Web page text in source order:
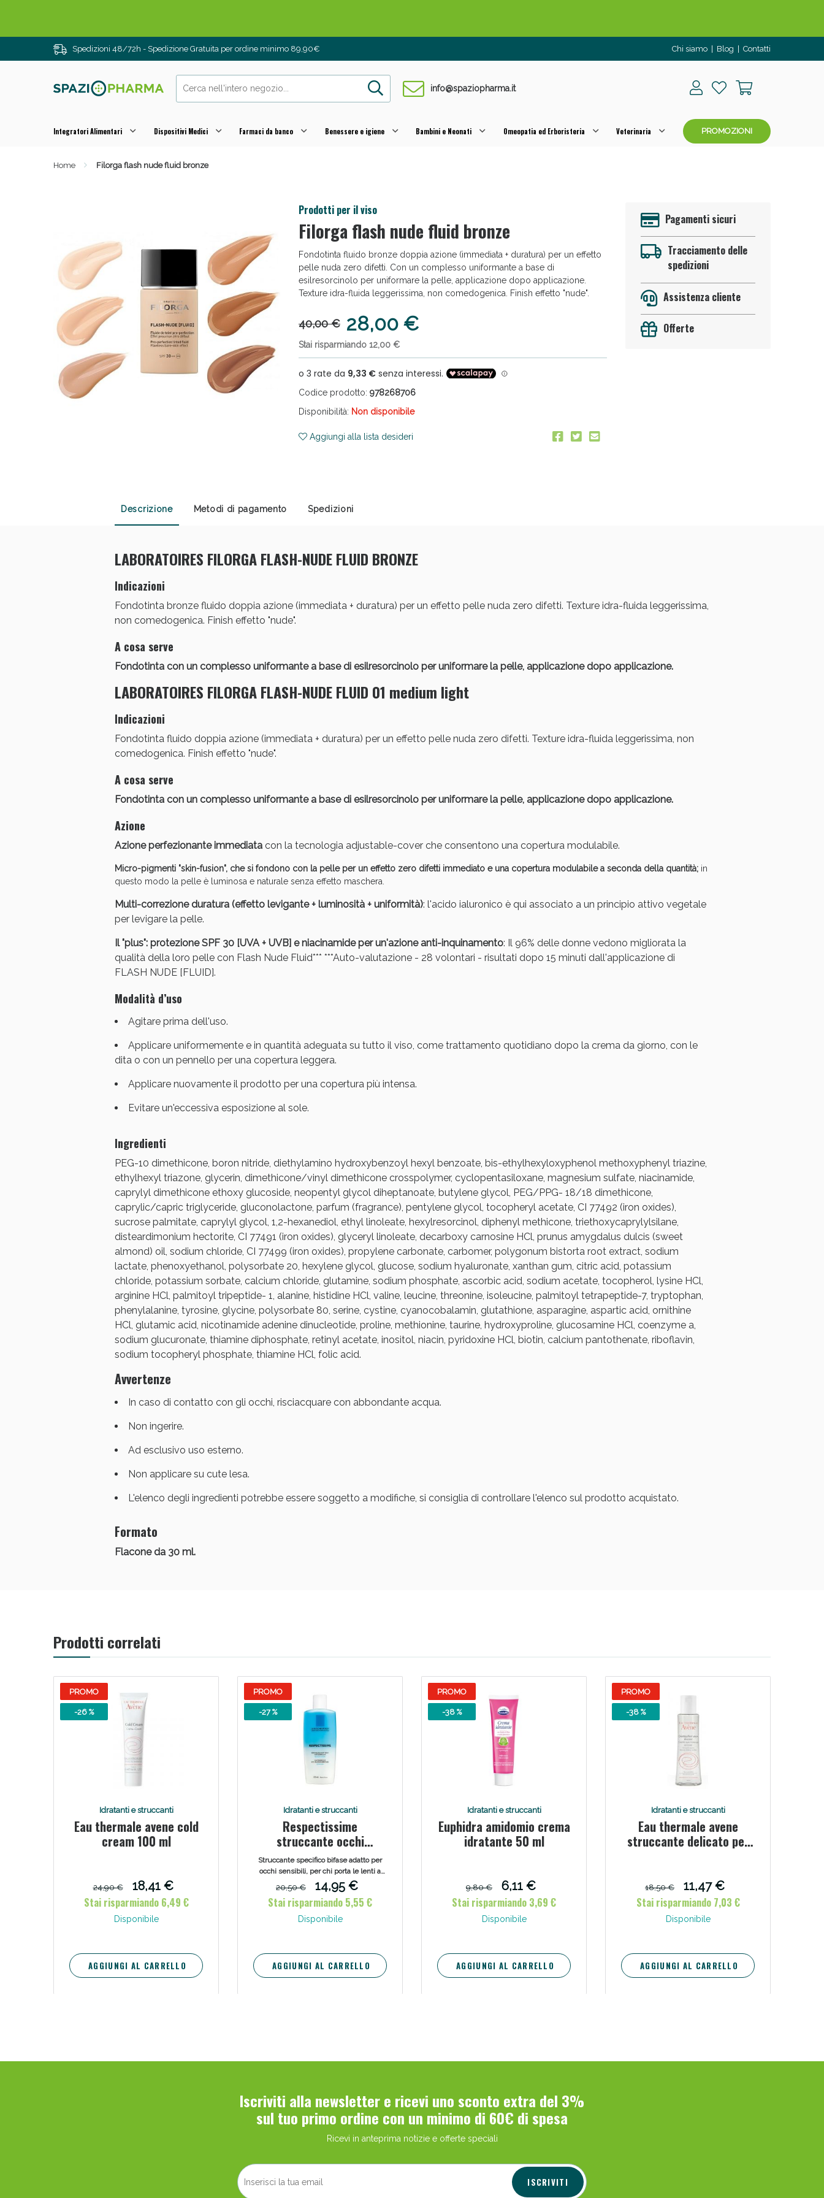
Spedizioni 48/72h - Spedizione Gratuita per ordine minimo 89,90€ Chi siamo Blog Contatti
info@spaziopharma.it
Integratori Alimentari Dispositivi Medici Farmaci da banco Benessere e igiene Bambini e Neonati Omeopatia ed Erboristeria Veterinaria PROMOZIONI
Home Filorga flash nude fluid bronze
Prodotti per il viso
Filorga flash nude fluid bronze
Fondotinta fluido bronze doppia azione (immediata + duratura) per un effetto
pelle nuda zero difetti. Con un complesso uniformante a base di
esilresorcinolo per uniformare la pelle, applicazione dopo applicazione.
Texture idra-fluida leggerissima, non comedogenica. Finish effetto "nude".
40,00 € 28,00 €
Stai risparmiando 12,00 €
Codice prodotto: 978268706
Disponibilità: Non disponibile
Aggiungi alla lista desideri
Pagamenti sicuri
Tracciamento delle
spedizioni
Assistenza cliente
Offerte
Descrizione Metodi di pagamento Spedizioni
LABORATOIRES FILORGA FLASH-NUDE FLUID BRONZE
Indicazioni
Fondotinta bronze fluido doppia azione (immediata + duratura) per un effetto pelle nuda zero difetti. Texture idra-fluida leggerissima,
non comedogenica. Finish effetto "nude".
A cosa serve
Fondotinta con un complesso uniformante a base di esilresorcinolo per uniformare la pelle, applicazione dopo applicazione.
LABORATOIRES FILORGA FLASH-NUDE FLUID 01 medium light
Indicazioni
Fondotinta fluido doppia azione (immediata + duratura) per un effetto pelle nuda zero difetti. Texture idra-fluida leggerissima, non
comedogenica. Finish effetto "nude".
A cosa serve
Fondotinta con un complesso uniformante a base di esilresorcinolo per uniformare la pelle, applicazione dopo applicazione.
Azione
Azione perfezionante immediata con la tecnologia adjustable-cover che consentono una copertura modulabile.
Micro-pigmenti "skin-fusion", che si fondono con la pelle per un effetto zero difetti immediato e una copertura modulabile a seconda della quantità; in
questo modo la pelle è luminosa e naturale senza effetto maschera.
Multi-correzione duratura (effetto levigante + luminosità + uniformità): l'acido ialuronico è qui associato a un principio attivo vegetale
per levigare la pelle.
Il "plus": protezione SPF 30 [UVA + UVB] e niacinamide per un'azione anti-inquinamento: Il 96% delle donne vedono migliorata la
qualità della loro pelle con Flash Nude Fluid*** ***Auto-valutazione - 28 volontari - risultati dopo 15 minuti dall'applicazione di
FLASH NUDE [FLUID].
Modalità d’uso
Agitare prima dell'uso.
Applicare uniformemente e in quantità adeguata su tutto il viso, come trattamento quotidiano dopo la crema da giorno, con le
dita o con un pennello per una copertura leggera.
Applicare nuovamente il prodotto per una copertura più intensa.
Evitare un'eccessiva esposizione al sole.
Ingredienti
PEG-10 dimethicone, boron nitride, diethylamino hydroxybenzoyl hexyl benzoate, bis-ethylhexyloxyphenol methoxyphenyl triazine,
ethylhexyl triazone, glycerin, dimethicone/vinyl dimethicone crosspolymer, cyclopentasiloxane, magnesium sulfate, niacinamide,
caprylyl dimethicone ethoxy glucoside, neopentyl glycol diheptanoate, butylene glycol, PEG/PPG- 18/18 dimethicone,
caprylic/capric triglyceride, gluconolactone, parfum (fragrance), pentylene glycol, tocopheryl acetate, CI 77492 (iron oxides),
sucrose palmitate, caprylyl glycol, 1,2-hexanediol, ethyl linoleate, hexylresorcinol, diphenyl methicone, triethoxycaprylylsilane,
disteardimonium hectorite, CI 77491 (iron oxides), glyceryl linoleate, decarboxy carnosine HCl, prunus amygdalus dulcis (sweet
almond) oil, sodium chloride, CI 77499 (iron oxides), propylene carbonate, carbomer, polygonum bistorta root extract, sodium
lactate, phenoxyethanol, polysorbate 20, hexylene glycol, glucose, sodium hyaluronate, xanthan gum, citric acid, potassium
chloride, potassium sorbate, calcium chloride, glutamine, sodium phosphate, ascorbic acid, sodium acetate, tocopherol, lysine HCl,
arginine HCl, palmitoyl tripeptide- 1, alanine, histidine HCl, valine, leucine, threonine, isoleucine, palmitoyl tetrapeptide-7, tryptophan,
phenylalanine, tyrosine, glycine, polysorbate 80, serine, cystine, cyanocobalamin, glutathione, asparagine, aspartic acid, ornithine
HCl, glutamic acid, nicotinamide adenine dinucleotide, proline, methionine, taurine, hydroxyproline, glucosamine HCl, coenzyme a,
sodium glucuronate, thiamine diphosphate, retinyl acetate, inositol, niacin, pyridoxine HCl, biotin, calcium pantothenate, riboflavin,
sodium tocopheryl phosphate, thiamine HCl, folic acid.
Avvertenze
In caso di contatto con gli occhi, risciacquare con abbondante acqua.
Non ingerire.
Ad esclusivo uso esterno.
Non applicare su cute lesa.
L'elenco degli ingredienti potrebbe essere soggetto a modifiche, si consiglia di controllare l'elenco sul prodotto acquistato.
Formato
Flacone da 30 ml.
Prodotti correlati
PROMO
-26 %
Idratanti e struccanti
Eau thermale avene cold
cream 100 ml
24,90 €
18,41 €
Stai risparmiando 6,49 €
Disponibile
AGGIUNGI AL CARRELLO
PROMO
-27 %
Idratanti e struccanti
Respectissime
struccante occhi
waterproof bifase 125 ml
Struccante specifico bifase adatto per
occhi sensibili, per chi porta le lenti a
contatto o per chi usa prodotti
waterproof, dal maquillage più
resistente.
20,50 €
14,95 €
Stai risparmiando 5,55 €
Disponibile
AGGIUNGI AL CARRELLO
PROMO
-38 %
Idratanti e struccanti
Euphidra amidomio crema
idratante 50 ml
9,80 €
6,11 €
Stai risparmiando 3,69 €
Disponibile
AGGIUNGI AL CARRELLO
PROMO
-38 %
Idratanti e struccanti
Eau thermale avene
struccante delicato per
18,50 €
11,47 €
Stai risparmiando 7,03 €
Disponibile
AGGIUNGI AL CARRELLO
Iscriviti alla newsletter e ricevi uno sconto extra del 3%
sul tuo primo ordine con un minimo di 60€ di spesa
Ricevi in anteprima notizie e offerte speciali
ISCRIVITI
Salini e Multivitaminici: oggi Sconto extra fino al 50%!
Anticellulite e Fanghi: Sconto fino al 40% valido oggi!
Anticellulite e Fanghi: Sconto fino al 40% valido oggi!
Vie Urinarie e Prostata: Sconti fino al 45% oggi!
Scopri le offerte di Oggi